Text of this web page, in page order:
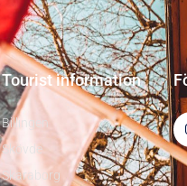
Tourist information
Billingen
Skövde
Skaraborg